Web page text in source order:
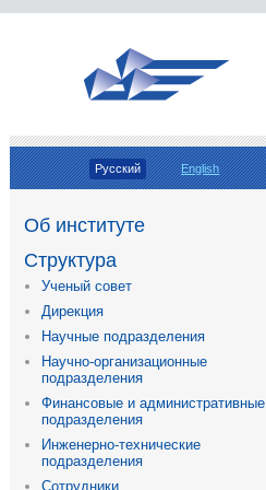
Русский English
Об институте
Структура
Ученый совет
Дирекция
Научные подразделения
Научно-организационные
подразделения
Финансовые и административные
подразделения
Инженерно-технические
подразделения
Сотрудники